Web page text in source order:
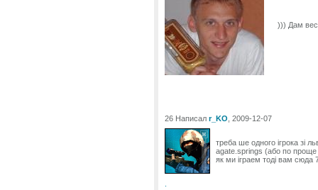
))) Дам
26 Написал r_KO , 2009-12-07
треба ше одного ігрока зі
agate.springs (або по проще
як ми іграем тоді вам